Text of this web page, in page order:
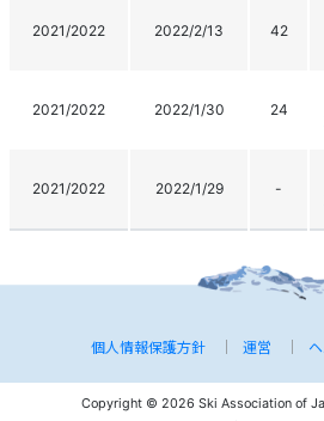
2021/2022 2022/2/13 42
2021/2022 2022/1/30 24
2021/2022 2022/1/29 -
個人情報保護方針 運営
Copyright © 2026 Ski Association of